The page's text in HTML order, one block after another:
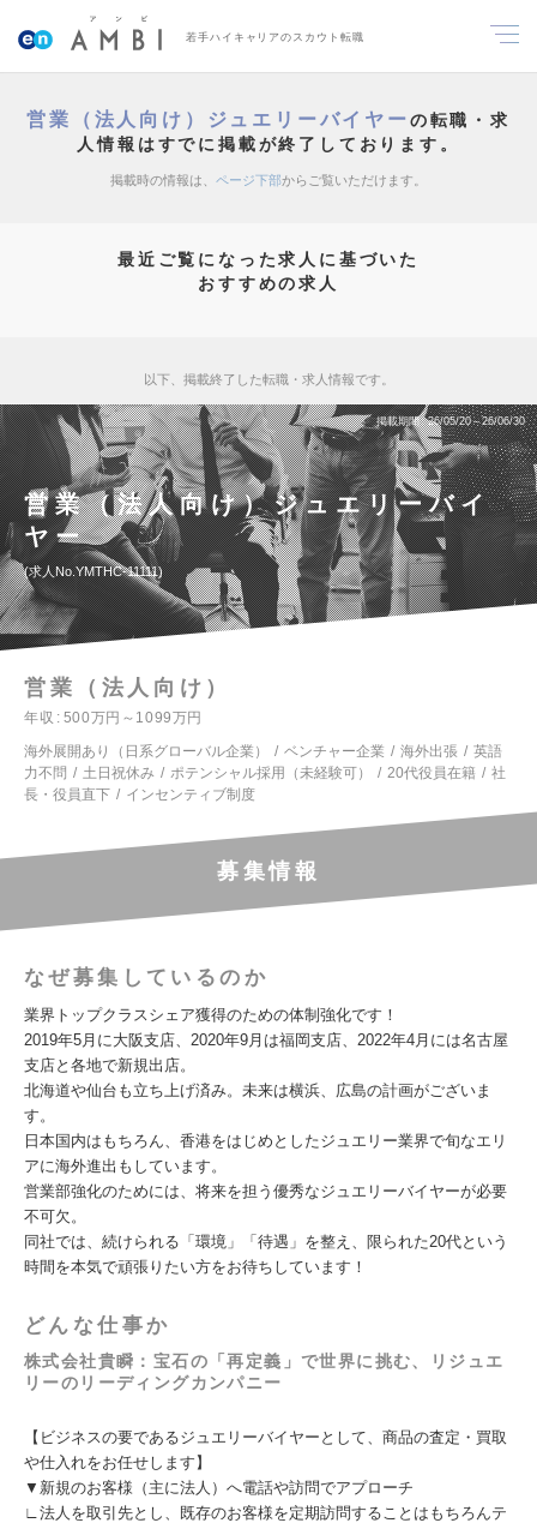
若手ハイキャリアのスカウト転職
営業（法人向け）ジュエリーバイヤーの転職・求
人情報はすでに掲載が終了しております。
掲載時の情報は、 ページ下部からご覧いただけます。
最近ご覧になった求人に基づいた
おすすめの求人
以下、掲載終了した転職・求人情報です。
掲載期間 26/05/20～26/06/30
営業（法人向け）ジュエリーバイ
ヤー
求人No.YMTHC-11111
営業（法人向け）
年収
500万円～1099万円
海外展開あり（日系グローバル企業）
ベンチャー企業 海外出張
英語
力不問
土日祝休み ポテンシャル採用（未経験可） 20代役員在籍
社
長・役員直下
インセンティブ制度
募集情報
なぜ募集しているのか
業界トップクラスシェア獲得のための体制強化です！
2019年5月に大阪支店、2020年9月は福岡支店、2022年4月には名古屋
支店と各地で新規出店。
北海道や仙台も立ち上げ済み。未来は横浜、広島の計画がございま
す。
日本国内はもちろん、香港をはじめとしたジュエリー業界で旬なエリ
アに海外進出もしています。
営業部強化のためには、将来を担う優秀なジュエリーバイヤーが必要
不可欠。
同社では、続けられる「環境」「待遇」を整え、限られた20代という
時間を本気で頑張りたい方をお待ちしています！
どんな仕事か
株式会社貴瞬：宝石の「再定義」で世界に挑む、リジュエ
リーのリーディングカンパニー
【ビジネスの要であるジュエリーバイヤーとして、商品の査定・買取
や仕入れをお任せします】
▼新規のお客様（主に法人）へ電話や訪問でアプローチ
∟法人を取引先とし、既存のお客様を定期訪問することはもちろんテ